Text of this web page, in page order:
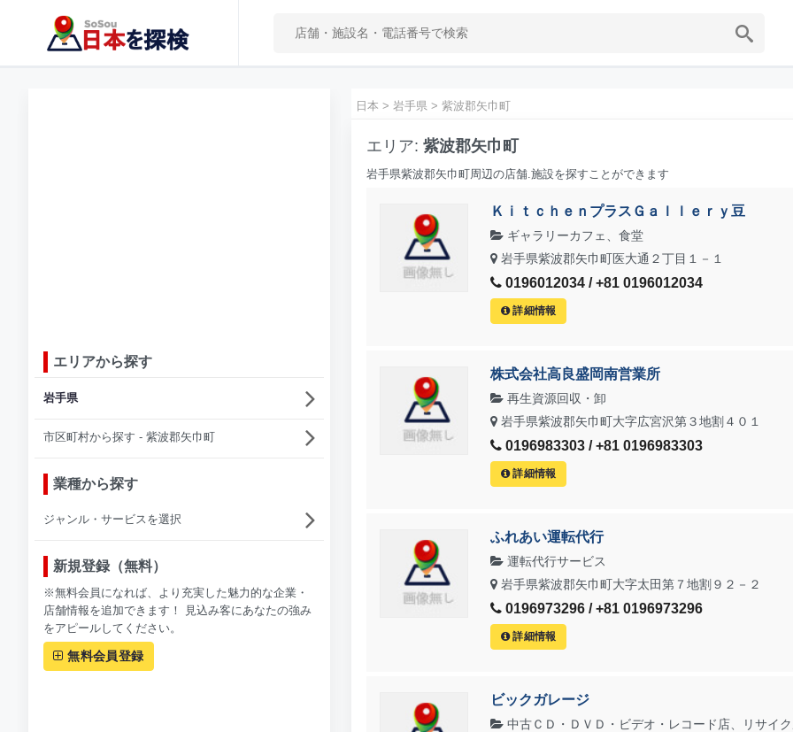
エリアから探す
岩手県
市区町村から探す - 紫波郡矢巾町
業種から探す
ジャンル・サービスを選択
新規登録（無料）
※無料会員になれば、より充実した魅力的な企業・
店舗情報を追加できます！ 見込み客にあなたの強み
をアピールしてください。
無料会員登録
日本 >岩手県 >紫波郡矢巾町
エリア:紫波郡矢巾町
岩手県紫波郡矢巾町周辺の店舗.施設を探すことができます
ＫｉｔｃｈｅｎプラスＧａｌｌｅｒｙ豆
ギャラリーカフェ、食堂
岩手県紫波郡矢巾町医大通２丁目１－１
0196012034 / +81 0196012034
詳細情報
株式会社高良盛岡南営業所
再生資源回収・卸
岩手県紫波郡矢巾町大字広宮沢第３地割４０１
0196983303 / +81 0196983303
詳細情報
ふれあい運転代行
運転代行サービス
岩手県紫波郡矢巾町大字太田第７地割９２－２
0196973296 / +81 0196973296
詳細情報
ビックガレージ
中古ＣＤ・ＤＶＤ・ビデオ・レコード店、リサイ